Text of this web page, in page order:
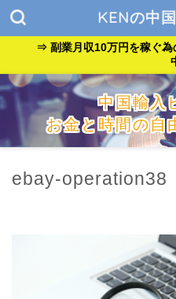
KENの中
⇒ 副業月収10万円を稼ぐ為
中国輸入
お金と時間の自
た方法
ebay-operation38